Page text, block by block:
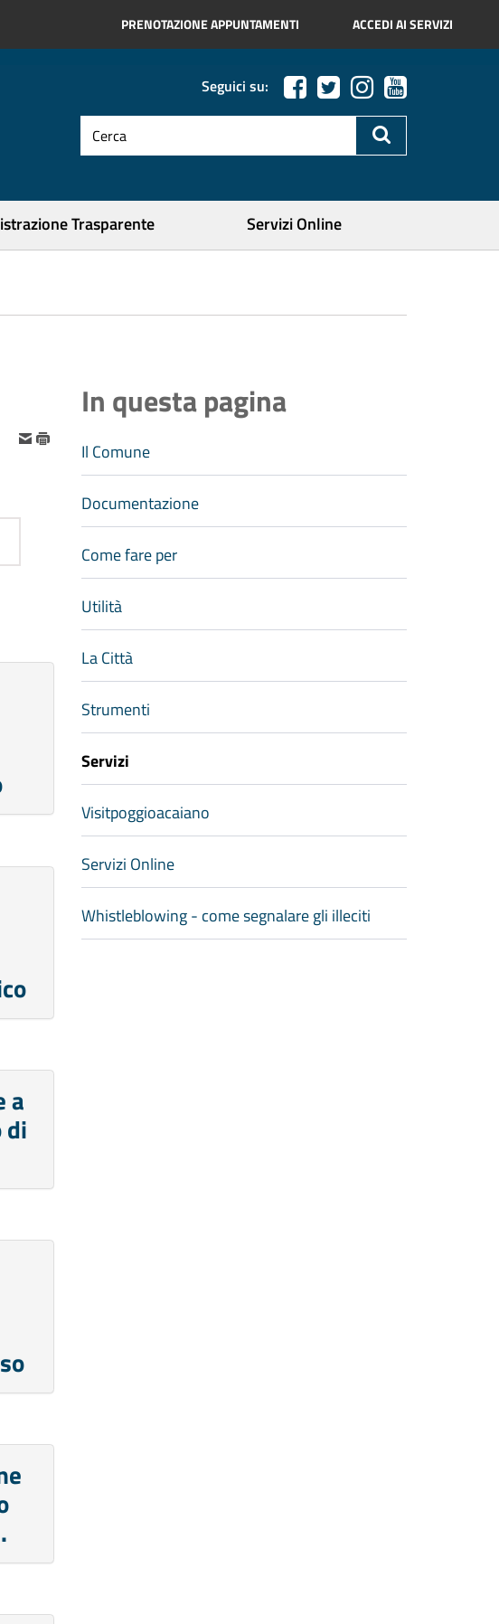
PRENOTAZIONE APPUNTAMENTI ACCEDI AI SERVIZI
Seguici su:
testo
da
Trasparente Servizi Online
a
di
In questa pagina
Il Comune
Documentazione
Come fare per
Utilità
La Città
Strumenti
Servizi
Visitpoggioacaiano
Servizi Online
Whistleblowing - come segnalare gli illeciti